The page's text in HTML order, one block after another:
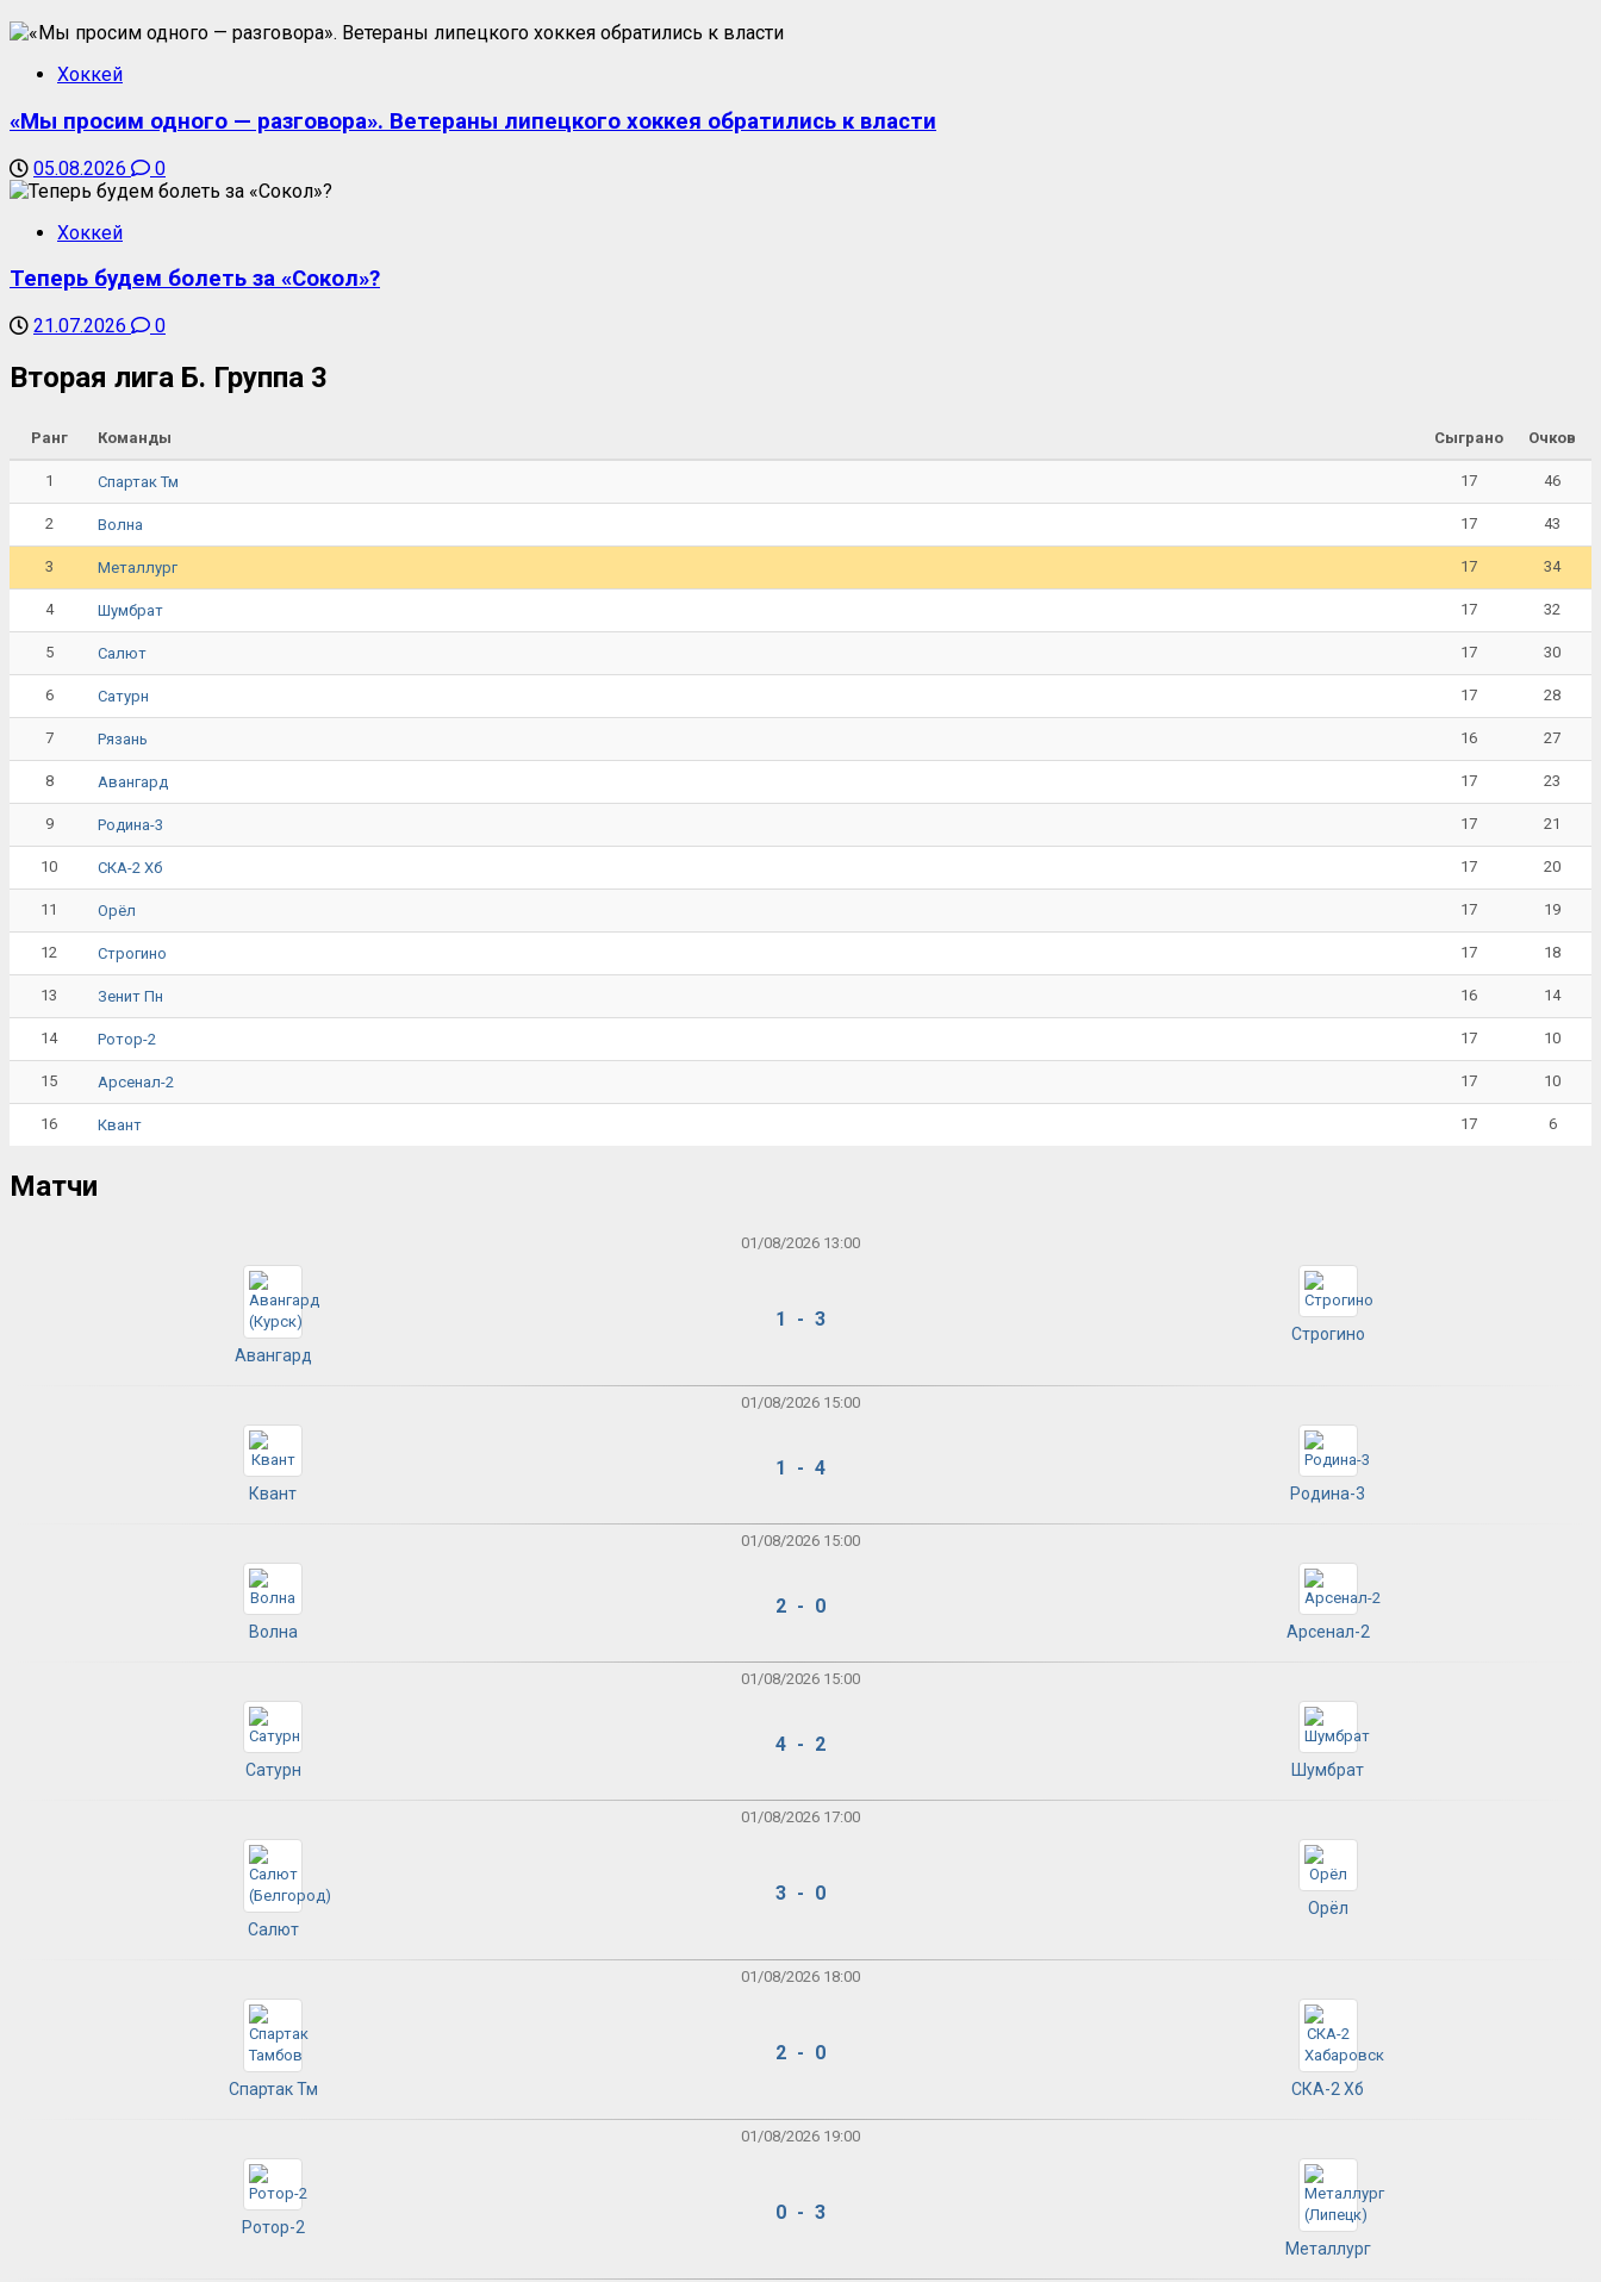
Хоккей
«Мы просим одного — разговора». Ветераны липецкого хоккея обратились к власти
05.08.2026 0
Хоккей
Теперь будем болеть за «Сокол»?
21.07.2026 0
Вторая лига Б. Группа 3
Ранг Команды Сыграно Очков
1 Спартак Тм 17 46
2 Волна 17 43
3 Металлург 17 34
4 Шумбрат 17 32
5 Салют 17 30
6 Сатурн 17 28
7 Рязань 16 27
8 Авангард 17 23
9 Родина-3 17 21
10 СКА-2 Хб 17 20
11 Орёл 17 19
12 Строгино 17 18
13 Зенит Пн 16 14
14 Ротор-2 17 10
15 Арсенал-2 17 10
16 Квант 17 6
Матчи
01/08/2026 13:00
Авангард
1 - 3
Строгино
01/08/2026 15:00
Квант
1 - 4
Родина-3
01/08/2026 15:00
Волна
2 - 0
Арсенал-2
01/08/2026 15:00
Сатурн
4 - 2
Шумбрат
01/08/2026 17:00
Салют
3 - 0
Орёл
01/08/2026 18:00
Спартак Тм
2 - 0
СКА-2 Хб
01/08/2026 19:00
Ротор-2
0 - 3
Металлург